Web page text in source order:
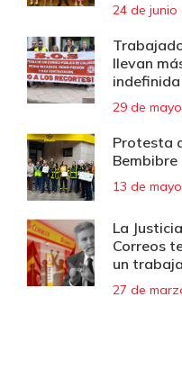
24 de junio
llevan
indefinida
29 de
Protesta
Bembibre
13 de
La
Correos
un
27 de